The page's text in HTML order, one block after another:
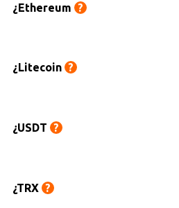
¿Ethereum ?
¿Litecoin ?
¿USDT ?
¿TRX ?